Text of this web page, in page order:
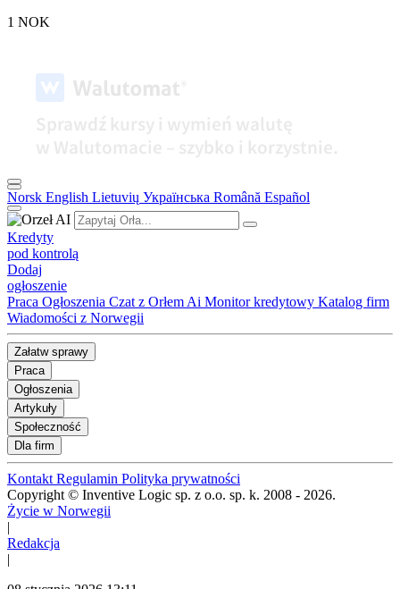
1 NOK
Norsk English Lietuvių Українська Română Español
Kredyty
pod kontrolą
Dodaj
ogłoszenie
Praca Ogłoszenia Czat z Orłem Ai Monitor kredytowy Katalog firm
Wiadomości z Norwegii
Załatw sprawy
Praca
Ogłoszenia
Artykuły
Społeczność
Dla firm
Kontakt Regulamin Polityka prywatności
Copyright © Inventive Logic sp. z o.o. sp. k. 2008 - 2026.
Życie w Norwegii
|
Redakcja
|